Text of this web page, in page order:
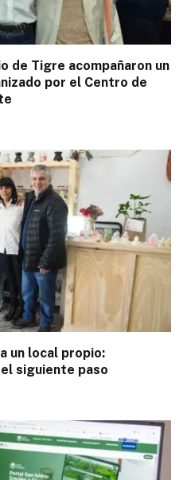
de Tigre acompañaron un
por el Centro de
un local propio:
siguiente paso